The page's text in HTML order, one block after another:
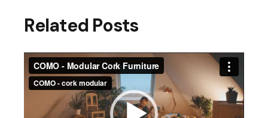
Related Posts
Lecteur
vidéo